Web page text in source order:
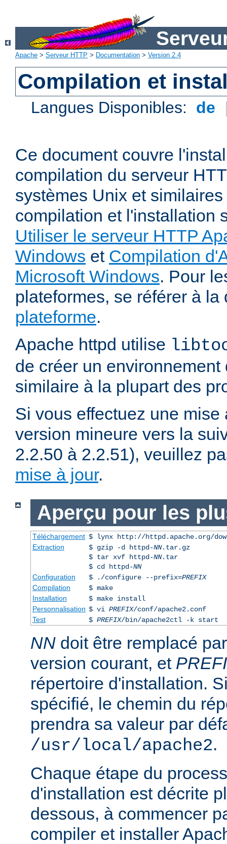
Apache > Serveur HTTP > Documentation > Version 2.4
Compilation et
Langues Disponibles: de
Ce document couvre
compilation du serveur
systèmes Unix et
compilation et l'installation
Utiliser le serveur HTTP
Windows et Compilation
Microsoft Windows. Pour
plateformes, se référer à
plateforme.
Apache httpd utilise
de créer un environnement
similaire à la plupart des
Si vous effectuez une
version mineure vers la
2.2.50 à 2.2.51), veuillez
mise à jour.
Aperçu pour les
Téléchargement $ lynx http://httpd.apache.org/
Extraction
$ gzip -d httpd-NN.tar.gz
$ tar xvf httpd-NN.tar
$ cd httpd-NN
Configuration
$ ./configure --prefix=PREFIX
Compilation
$ make
Installation
$ make install
Personnalisation $ vi PREFIX/conf/apache2.conf
Test
$ PREFIX/bin/apache2ctl -k start
NN doit être remplacé
version courant, et
répertoire d'installation.
spécifié, le chemin du
prendra sa valeur par
/usr/local/apache2.
Chaque étape du
d'installation est décrite
dessous, à commencer
compiler et installer